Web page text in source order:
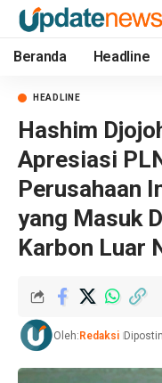
Beranda Headline
HEADLINE
Hashim
Apresiasi
Perusahaan
yang Masuk
Karbon Luar
Oleh: Redaksi